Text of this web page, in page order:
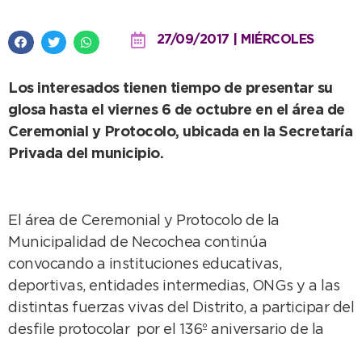
27/09/2017 | MIÉRCOLES
Los interesados tienen tiempo de presentar su
glosa hasta el viernes 6 de octubre en el área de
Ceremonial y Protocolo, ubicada en la Secretaría
Privada del municipio.
El área de Ceremonial y Protocolo de la
Municipalidad de Necochea continúa
convocando a instituciones educativas,
deportivas, entidades intermedias, ONGs y a las
distintas fuerzas vivas del Distrito, a participar del
desfile protocolar por el 136º aniversario de la